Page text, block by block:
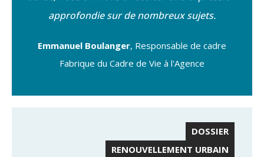
approfondie sur de nombreux sujets.
Emmanuel Boulanger, Responsable de cadre
Fabrique du Cadre de Vie à l'Agence
DOSSIER
RENOUVELLEMENT URBAIN